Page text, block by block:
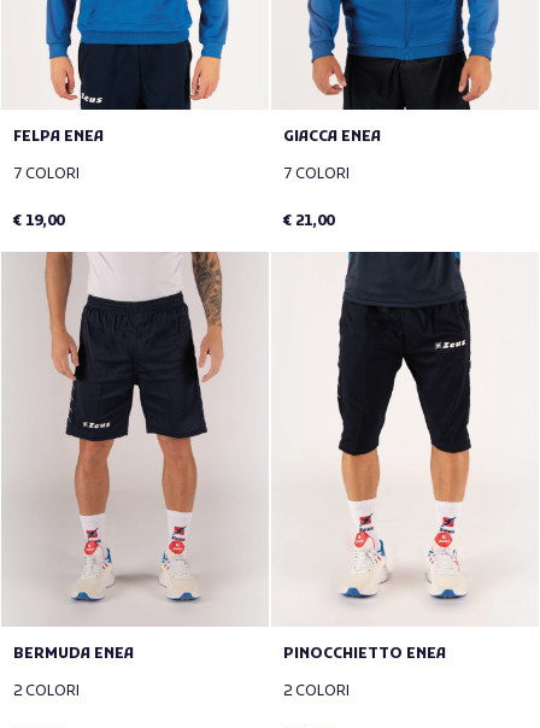
FELPA ENEA
7 COLORI
€ 19,00
GIACCA ENEA
7 COLORI
€ 21,00
BERMUDA ENEA
2 COLORI
PINOCCHIETTO ENEA
2 COLORI